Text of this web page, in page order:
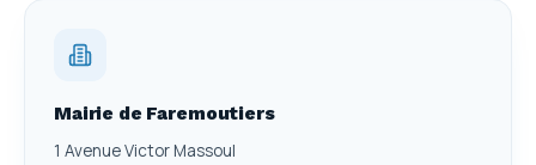
Mairie de Faremoutiers
1 Avenue Victor Massoul